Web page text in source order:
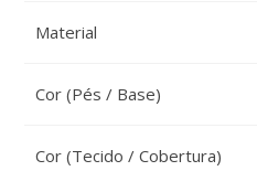
Material
Cor (Pés / Base)
Cor (Tecido / Cobertura)